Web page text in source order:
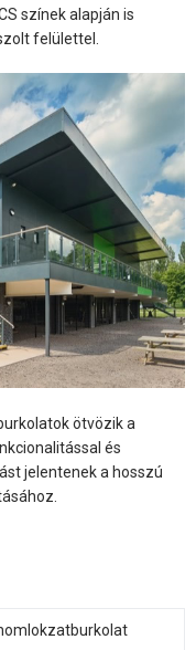
színek alapján is
felülettel.
ötvözik a
és
jelentenek a hosszú